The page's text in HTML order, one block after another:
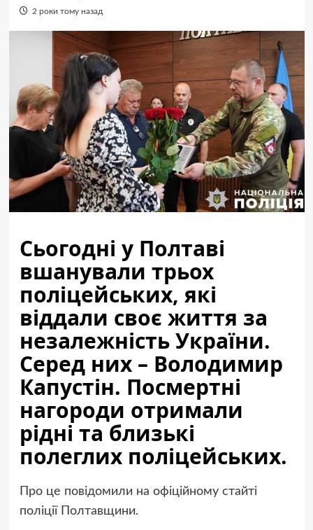
2 роки тому назад
Сьогодні у Полтаві
вшанували трьох
поліцейських, які
віддали своє життя за
незалежність України.
Серед них – Володимир
Капустін. Посмертні
нагороди отримали
рідні та близькі
полеглих поліцейських.
Про це повідомили на офіційному стайті
поліції Полтавщини.